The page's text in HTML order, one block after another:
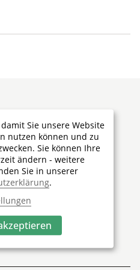
Sie unsere Website
nutzen können und zu
Sie können Ihre
ändern - weitere
Sie in unserer
.